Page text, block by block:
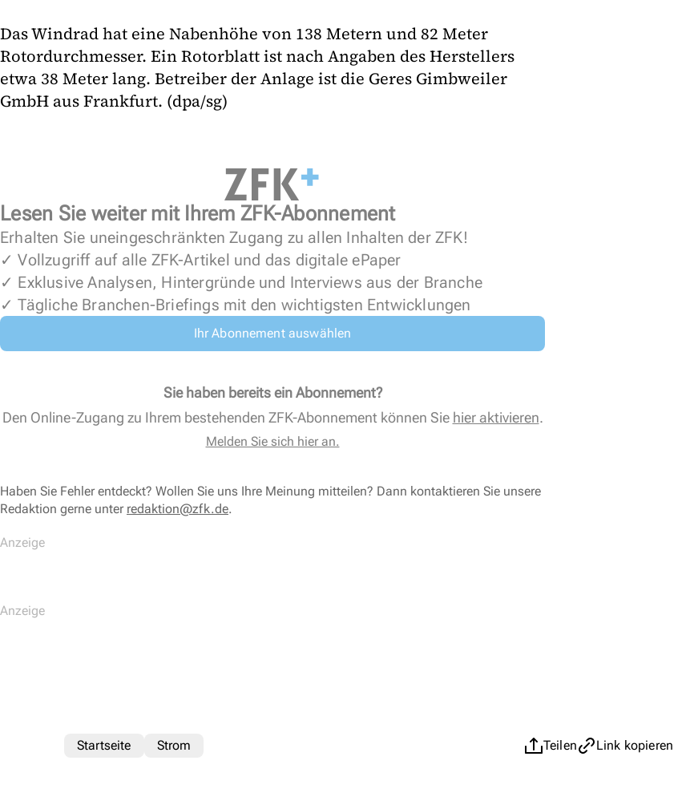
Das Windrad hat eine Nabenhöhe von 138 Metern und 82 Meter
Rotordurchmesser. Ein Rotorblatt ist nach Angaben des Herstellers
etwa 38 Meter lang. Betreiber der Anlage ist die Geres Gimbweiler
GmbH aus Frankfurt. (dpa/sg)
Lesen Sie weiter mit Ihrem ZFK-Abonnement
Erhalten Sie uneingeschränkten Zugang zu allen Inhalten der ZFK!
✓ Vollzugriff auf alle ZFK-Artikel und das digitale ePaper
✓ Exklusive Analysen, Hintergründe und Interviews aus der Branche
✓ Tägliche Branchen-Briefings mit den wichtigsten Entwicklungen
Ihr Abonnement auswählen
Sie haben bereits ein Abonnement?
Den Online-Zugang zu Ihrem bestehenden ZFK-Abonnement können Sie hier aktivieren.
Melden Sie sich hier an.
Haben Sie Fehler entdeckt? Wollen Sie uns Ihre Meinung mitteilen? Dann kontaktieren Sie unsere
Redaktion gerne unter redaktion@zfk.de.
Teilen Link kopieren
Startseite Strom